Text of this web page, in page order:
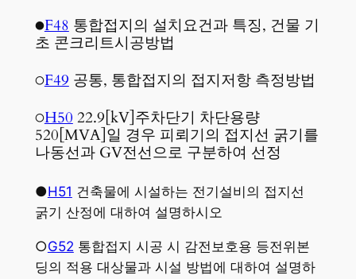
●F48통합접지의 설치요건과 특징, 건물 기
초 콘크리트시공방법
○F49 공통, 통합접지의 접지저항 측정방법
○H50 22.9[kV]주차단기 차단용량
520[MVA]일 경우 피뢰기의 접지선 굵기를
나동선과 GV전선으로 구분하여 선정
●H51 건축물에 시설하는 전기설비의 접지선
굵기 산정에 대하여 설명하시오
○G52 통합접지 시공 시 감전보호용 등전위본
딩의 적용 대상물과 시설 방법에 대하여 설명하